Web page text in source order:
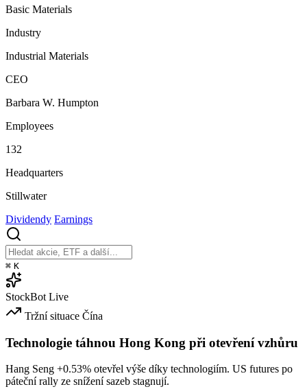
Basic Materials
Industry
Industrial Materials
CEO
Barbara W. Humpton
Employees
132
Headquarters
Stillwater
Dividendy Earnings
⌘ K
StockBot Live
Tržní situace Čína
Technologie táhnou Hong Kong při otevření vzhůru
Hang Seng +0.53% otevřel výše díky technologiím. US futures po
páteční rally ze snížení sazeb stagnují.